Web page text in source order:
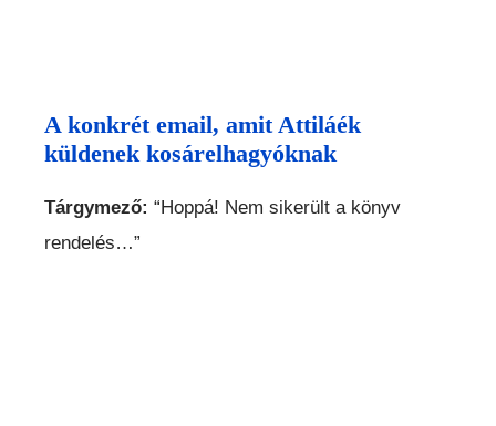
A konkrét email, amit Attiláék
küldenek kosárelhagyóknak
Tárgymező: “Hoppá! Nem sikerült a könyv
rendelés…”